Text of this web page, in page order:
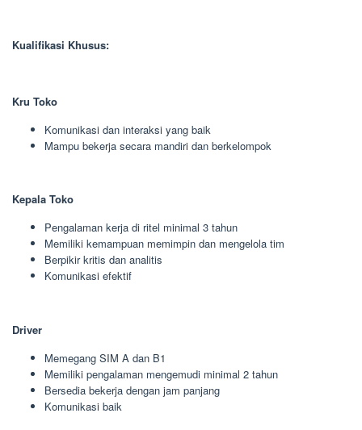
Kualifikasi Khusus:
Kru Toko
Komunikasi dan interaksi yang baik
Mampu bekerja secara mandiri dan berkelompok
Kepala Toko
Pengalaman kerja di ritel minimal 3 tahun
Memiliki kemampuan memimpin dan mengelola tim
Berpikir kritis dan analitis
Komunikasi efektif
Driver
Memegang SIM A dan B1
Memiliki pengalaman mengemudi minimal 2 tahun
Bersedia bekerja dengan jam panjang
Komunikasi baik